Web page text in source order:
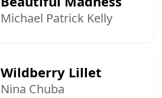
Michael Patrick Kelly
Wildberry Lillet
Nina Chuba